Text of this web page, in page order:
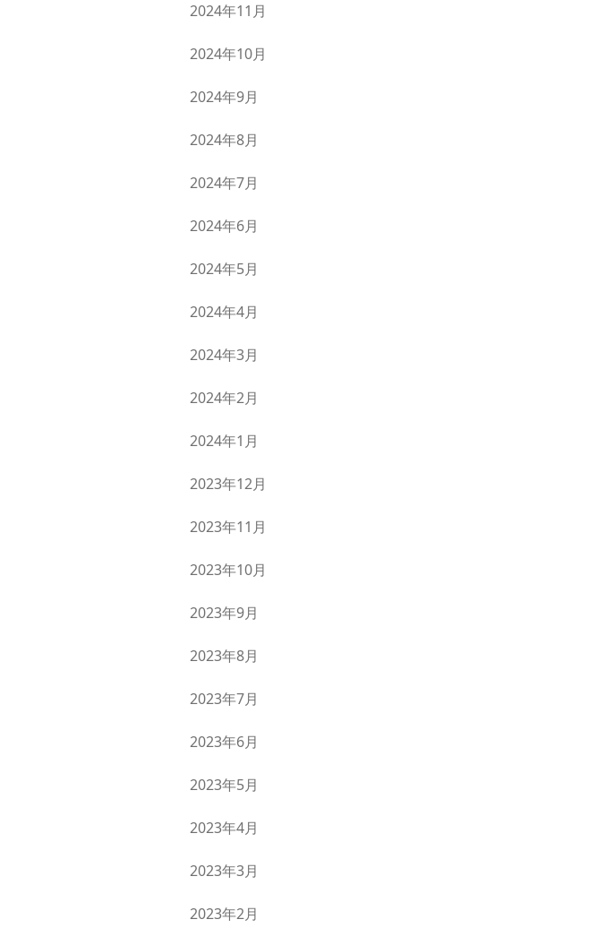
2024年11月
2024年10月
2024年9月
2024年8月
2024年7月
2024年6月
2024年5月
2024年4月
2024年3月
2024年2月
2024年1月
2023年12月
2023年11月
2023年10月
2023年9月
2023年8月
2023年7月
2023年6月
2023年5月
2023年4月
2023年3月
2023年2月